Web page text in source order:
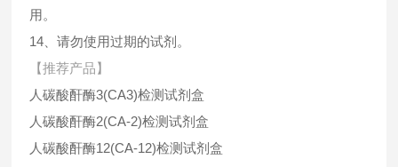
用。
14、请勿使用过期的试剂。
【推荐产品】
人碳酸酐酶3(CA3)检测试剂盒
人碳酸酐酶2(CA-2)检测试剂盒
人碳酸酐酶12(CA-12)检测试剂盒